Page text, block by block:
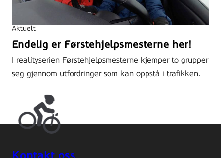
Aktuelt
Endelig er Førstehjelpsmesterne her!
I realityserien Førstehjelpsmesterne kjemper to grupper
seg gjennom utfordringer som kan oppstå i trafikken.
Kontakt oss